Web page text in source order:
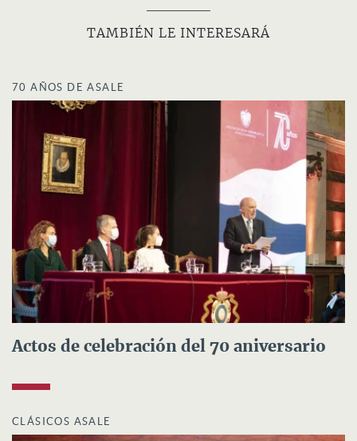
TAMBIÉN LE INTERESARÁ
70 AÑOS DE ASALE
Actos de celebración del 70 aniversario
CLÁSICOS ASALE